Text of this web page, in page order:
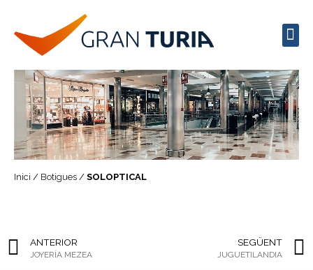
Inici / Botigues / SOLOPTICAL
ANTERIOR
JOYERÍA MEZEA
SEGÜENT
JUGUETILANDIA